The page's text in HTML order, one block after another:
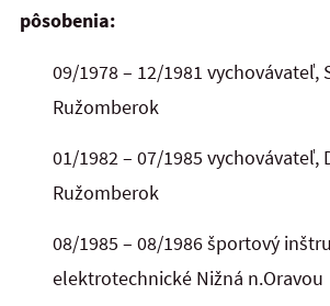
pôsobenia:
09/1978 – 12/1981 vychovávateľ,
Ružomberok
01/1982 – 07/1985 vychovávateľ,
Ružomberok
08/1985 – 08/1986športový
elektrotechnické Nižná n.Oravou